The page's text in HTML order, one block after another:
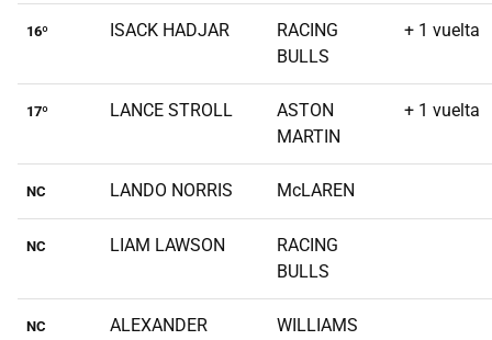
16º ISACK HADJAR
RACING
BULLS
+ 1 vuelta
17º LANCE STROLL
ASTON
MARTIN
+ 1 vuelta
NC LANDO NORRIS McLAREN
NC LIAM LAWSON
RACING
BULLS
NC
ALEXANDER
WILLIAMS